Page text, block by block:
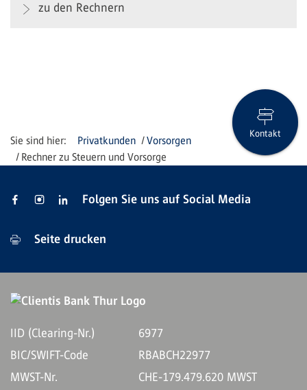
zu den Rechnern
Privatkunden
Vorsorgen
Rechner zu Steuern und Vorsorge
Kontakt
Folgen Sie uns auf Social Media
Seite drucken
IID (Clearing-Nr.)
6977
BIC/SWIFT-Code
RBABCH22977
MWST-Nr.
CHE-179.479.620 MWST